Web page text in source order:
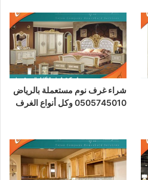
شراء غرف نوم مستعملة بالرياض
0505745010 وكل أنواع الغرف